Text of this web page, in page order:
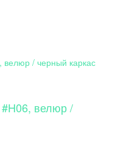
велюр /